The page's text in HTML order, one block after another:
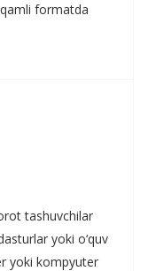
formatda
tashuvchilar
yoki o‘quv
yoki kompyuter